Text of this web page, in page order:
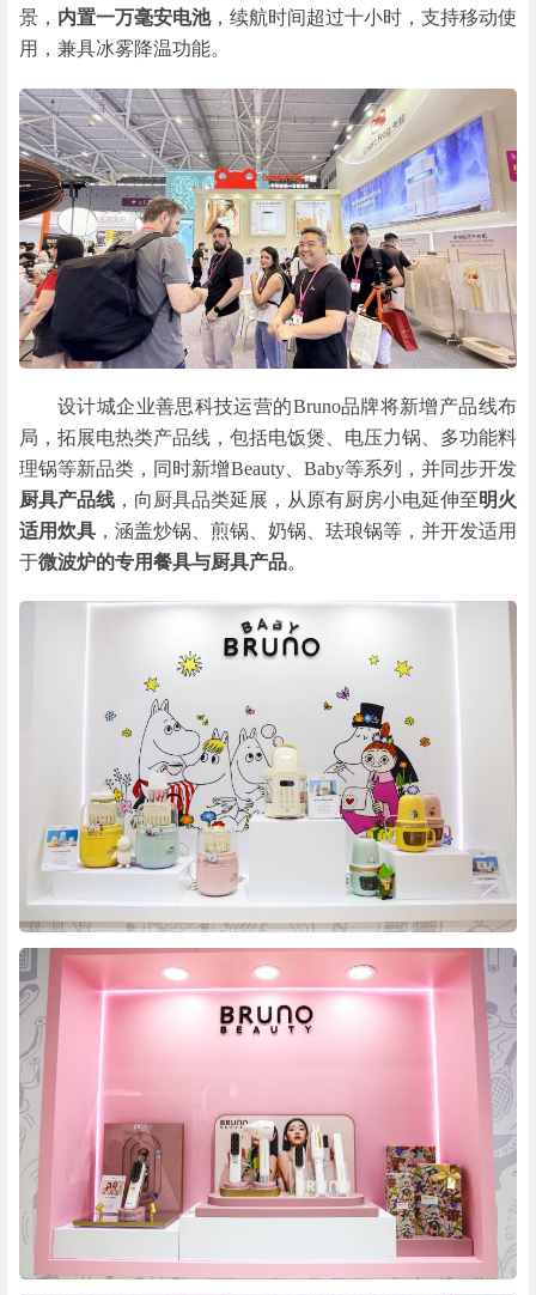
景， 内置一万毫安电池，续航时间超过十小时，支持移动使
用，兼具冰雾降温功能。
设计城企业善思科技运营的Bruno品牌将新增产品线布
局，拓展电热类产品线，包括电饭煲、电压力锅、多功能料
理锅等新品类，同时新增Beauty、Baby等系列，并同步开发
厨具产品线 ，向厨具品类延展，从原有厨房小电延伸至明火
适用炊具 ，涵盖炒锅、煎锅、奶锅、珐琅锅等，并开发适用
于微波炉的专用餐具与厨具产品。